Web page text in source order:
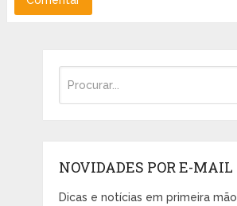
NOVIDADES POR E-MAIL
Dicas e notícias em primeira mão